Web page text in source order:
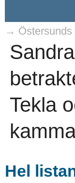
→ Östersunds
Tekla
Hel